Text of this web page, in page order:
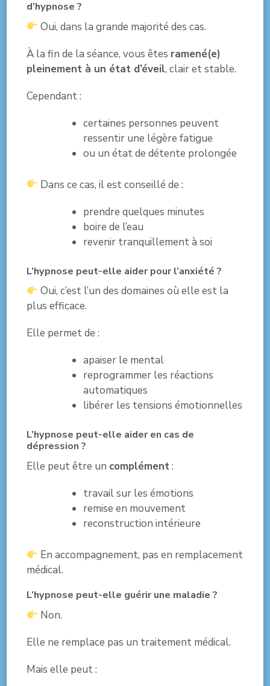
d’hypnose ?
Oui, dans la grande majorité des cas.
À la fin de la séance, vous êtes ramené(e)
pleinement à un état d’éveil, clair et stable.
Cependant :
certaines personnes peuvent
ressentir une légère fatigue
ou un état de détente prolongée
Dans ce cas, il est conseillé de :
prendre quelques minutes
boire de l’eau
revenir tranquillement à soi
L’hypnose peut-elle aider pour l’anxiété ?
Oui, c’est l’un des domaines où elle est la
plus efficace.
Elle permet de :
apaiser le mental
reprogrammer les réactions
automatiques
libérer les tensions émotionnelles
L’hypnose peut-elle aider en cas de
dépression ?
Elle peut être un complément:
travail sur les émotions
remise en mouvement
reconstruction intérieure
En accompagnement, pas en remplacement
médical.
L’hypnose peut-elle guérir une maladie ?
Non.
Elle ne remplace pas un traitement médical.
Mais elle peut :